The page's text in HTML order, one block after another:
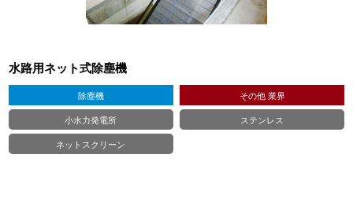
水路用ネット式除塵機
除塵機
その他 業界
小水力発電所
ステンレス
ネットスクリーン